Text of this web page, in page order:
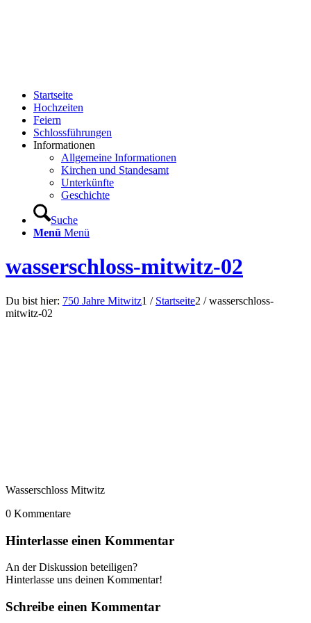
Startseite
Hochzeiten
Feiern
Schlossführungen
Informationen
Allgemeine Informationen
Kirchen und Standesamt
Unterkünfte
Geschichte
Suche
Menü Menü
wasserschloss-mitwitz-02
Du bist hier: 750 Jahre Mitwitz1 / Startseite2 / wasserschloss-
mitwitz-02
Wasserschloss Mitwitz
0 Kommentare
Hinterlasse einen Kommentar
An der Diskussion beteiligen?
Hinterlasse uns deinen Kommentar!
Schreibe einen Kommentar